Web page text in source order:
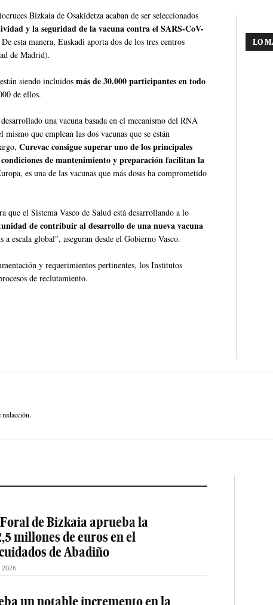
Bizkaia de Osakidetza acaban de ser seleccionados
y la seguridad de la vacuna contra el SARS-CoV-
esta manera, Euskadi aporta dos de los tres centros
de Madrid).
siendo incluidos más de 30.000 participantes en todo
de ellos.
una vacuna basada en el mecanismo del RNA
que emplean las dos vacunas que se están
Curevac consigue superar uno de los principales
de mantenimiento y preparación facilitan la
es una de las vacunas que más dosis ha comprometido
que el Sistema Vasco de Salud está desarrollando a lo
de contribuir al desarrollo de una nueva vacuna
escala global", aseguran desde el Gobierno Vasco.
y requerimientos pertinentes, los Institutos
de reclutamiento.
LO
de Bizkaia aprueba la
millones de euros en el
de Abadiño
un notable incremento en la